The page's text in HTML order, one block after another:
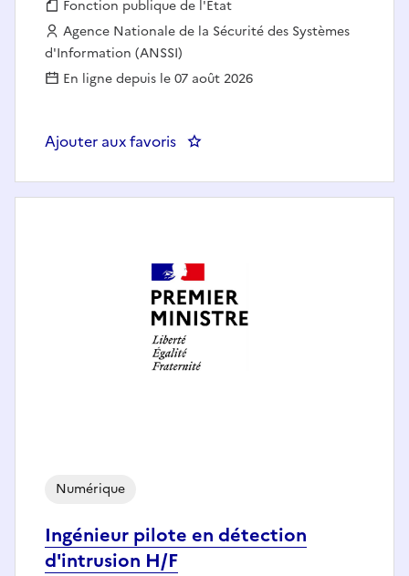
Fonction publique :
Fonction publique de l'État
Employeur :
Agence Nationale de la Sécurité des Systèmes
d'Information (ANSSI)
En ligne depuis le 07 août 2026
Ajouter aux favoris : Pilote de veille H/F
Ingénieur pilote en détection
d'intrusion H/F
Numérique